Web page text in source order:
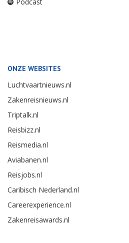
ONZE WEBSITES
Luchtvaartnieuws.nl
Zakenreisnieuws.nl
Triptalk.nl
Reisbizz.nl
Reismedia.nl
Aviabanen.nl
Reisjobs.nl
Caribisch Nederland.nl
Careerexperience.nl
Zakenreisawards.nl